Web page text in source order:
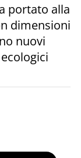
portato alla
dimensioni
nuovi